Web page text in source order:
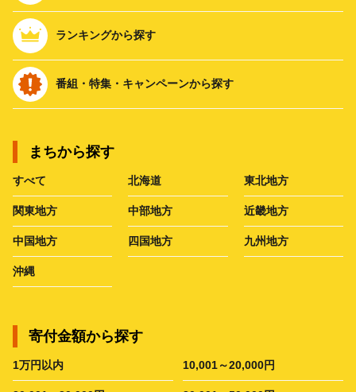
ランキングから探す
番組・特集・キャンペーンから探す
まちから探す
すべて 北海道 東北地方
関東地方 中部地方 近畿地方
中国地方 四国地方 九州地方
沖縄
寄付金額から探す
1万円以内 10,001～20,000円